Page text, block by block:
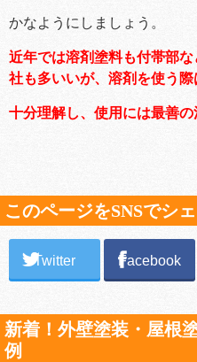
かなようにしましょう。
近年では溶剤塗料も付帯部
社も多いいが、溶剤を使う
十分理解し、使用には最善の
このページをSNSでシ
Twitter Facebook
新着！外壁塗装・屋根
例